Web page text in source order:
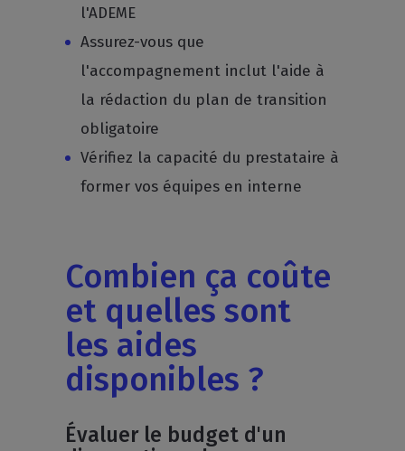
l'ADEME
Assurez-vous que
l'accompagnement inclut l'aide à
la rédaction du plan de transition
obligatoire
Vérifiez la capacité du prestataire à
former vos équipes en interne
Combien ça coûte
et quelles sont
les aides
disponibles ?
Évaluer le budget d'un